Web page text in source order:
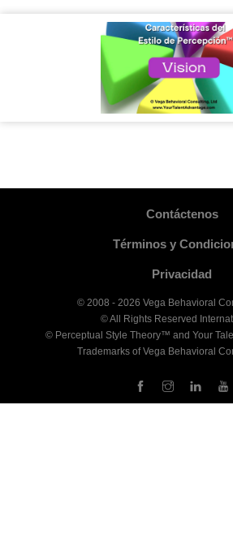
Contáctenos
Términos y
Privacidad
© 2008 - 2026 Vega Behavioral
© All Rights Reserved
© Perceptual Style Theory™ and Your
Trademarks of Vega Behavioral